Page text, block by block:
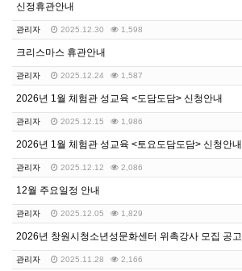
신정휴관안내
관리자 2025.12.30 1,598
크리스마스 휴관안내
관리자 2025.12.24 1,587
2026년 1월 체험관 성교육 <도담도담> 신청안내
관리자 2025.12.15 1,986
2026년 1월 체험관 성교육 <토요도담도담> 신청안내
관리자 2025.12.12 2,086
12월 주요일정 안내
관리자 2025.12.05 1,829
2026년 창원시청소년성문화센터 위촉강사 모집 공고
관리자 2025.11.28 2,166